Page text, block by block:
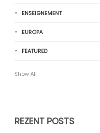
ENSEIGNEMENT
EUROPA
FEATURED
Show All
REZENT POSTS